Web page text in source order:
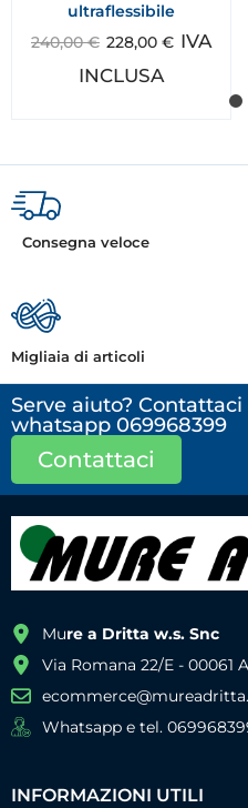
ultraflessibile
240,00€ 228,00 € IVA
INCLUSA
Consegna veloce
Migliaia di articoli
Serve aiuto?
whatsapp 069968399
Contattaci
Mure a Dritta w.s. Snc
Via Romana 22/E - 00061
Whatsapp e tel.
INFORMAZIONI UTILI